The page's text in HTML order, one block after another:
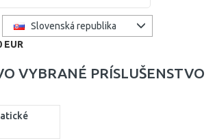
500
559
500
700
(61 mm)
mm)
(64 mm)
mm)
mm)
Slovenská republika
EUR
VYBRANÉ PRÍSLUŠENSTVO